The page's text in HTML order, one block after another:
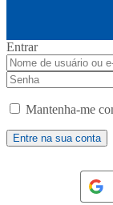
Entrar
Mantenha-me